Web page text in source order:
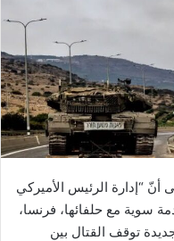
أنّ “إدارة الرئيس الأميركي
سوية مع حلفائها، فرنسا،
جديدة توقف القتال بين